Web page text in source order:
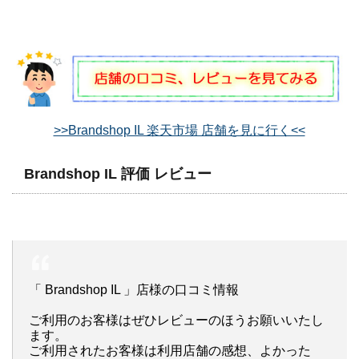
>>Brandshop IL 楽天市場 店舗を見に行く<<
Brandshop IL 評価 レビュー
「 Brandshop IL 」店様の口コミ情報
ご利用のお客様はぜひレビューのほうお願いいたし
ます。
ご利用されたお客様は利用店舗の感想、よかった